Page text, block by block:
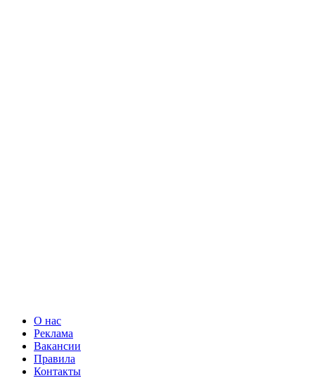
О нас
Реклама
Вакансии
Правила
Контакты